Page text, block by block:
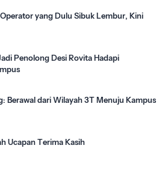
yang Dulu Sibuk Lembur, Kini
Penolong Desi Rovita Hadapi
Berawal dari Wilayah 3T Menuju Kampus
Ucapan Terima Kasih